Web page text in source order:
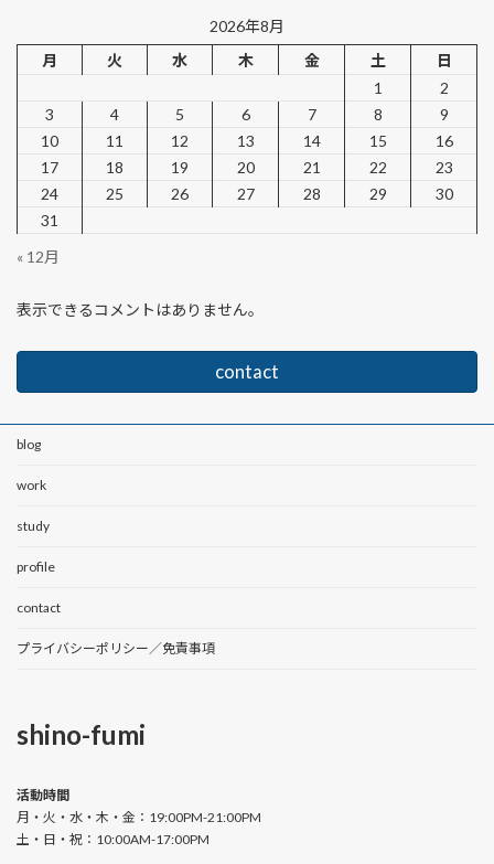
2026年8月
月
火 水 木 金 土
日
1
2
3
4 5 6 7 8
9
10
11 12 13 14 15
16
17
18 19 20 21 22
23
24
25 26 27 28 29
30
31
« 12月
表示できるコメントはありません。
contact
blog
work
study
profile
contact
プライバシーポリシー／免責事項
shino-fumi
活動時間
月・火・水・木・金：19:00PM-21:00PM
土・日・祝：10:00AM-17:00PM